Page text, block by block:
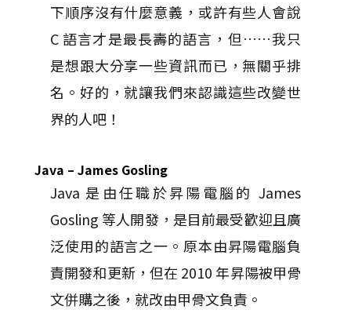
下順序沒有什麼意義，或許有些人會說
C 語言才是最長壽的語言，但……我只
是想跟大分享一些資訊而已，無關乎排
名。好的，就讓我們來認識這些改變世
界的人吧！
Java – James Gosling
Java 是由任職於昇陽電腦的 James
Gosling 等人開發，是目前最受歡迎且廣
泛使用的語言之一。原本由昇陽電腦負
責開發和更新，但在 2010 年昇陽被甲骨
文併購之後，就改由甲骨文負責。